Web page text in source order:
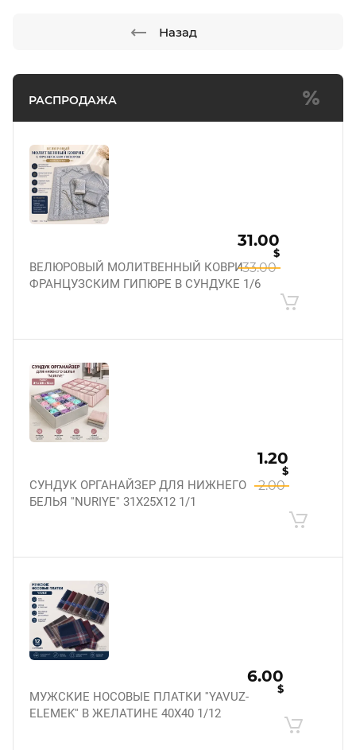
РАСПРОДАЖА
ВЕЛЮРОВЫЙ МОЛИТВЕННЫЙ КОВРИК С
ФРАНЦУЗСКИМ ГИПЮРЕ В СУНДУКЕ 1/6
33.00
31.00
$
СУНДУК ОРГАНАЙЗЕР ДЛЯ НИЖНЕГО
БЕЛЬЯ ''NURIYE'' 31X25X12 1/1
2.00
1.20
$
МУЖСКИЕ НОСОВЫЕ ПЛАТКИ ''YAVUZ-
ELEMEK'' В ЖЕЛАТИНЕ 40X40 1/12
6.00
$
Назад